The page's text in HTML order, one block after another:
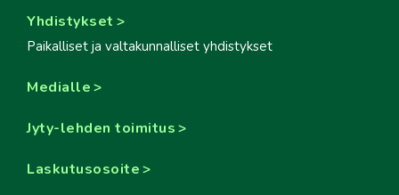
Yhdistykset
Paikalliset ja valtakunnalliset yhdistykset
Medialle
Jyty-lehden toimitus
Laskutusosoite